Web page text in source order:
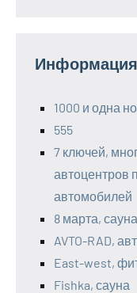
Информация
1000 и одна
555
7 ключей,
автоцентров
автомобилей
8 марта, сауна
AVTO-RAD,
East-west,
Fishka, сауна